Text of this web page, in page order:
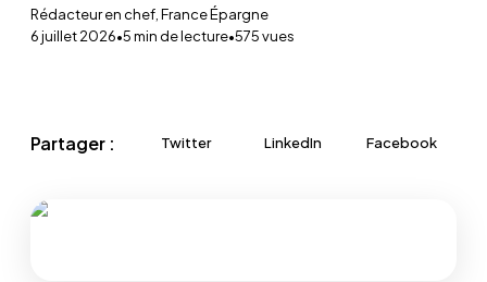
Rédacteur en chef, France Épargne
6 juillet 2026•5min de lecture•575vues
Partager : Twitter LinkedIn Facebook